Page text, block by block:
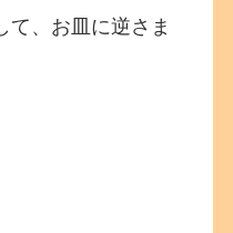
て、お皿に逆さま